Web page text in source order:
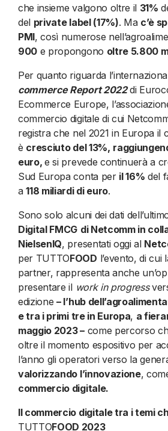
che insieme valgono oltre il 31%
del private label (17%). Ma c’è
PMI, così numerose
900 e propongono oltre 5.800
Per quanto riguarda
commerce Report 2022di
Ecommerce Europe,
commercio digitale di cui
registra che nel 2021 in Europa il
è cresciuto del 13%,
euro,e si prevede continuerà a
Sud Europa conta per il 16% del
a118 miliardi di euro.
Sono solo alcuni dei dati
Digital FMCG di Netcomm in
NielsenIQ, presentati oggi al
per TUTTOFOOD l’evento, di cui
partner, rappresenta anche
presentare il work in progress
edizione– l’hub
e tra i primi tre in Europa, a
maggio 2023 –come percorso
oltre il momento espositivo per
l’anno gli operatori verso la
valorizzando l’innovazione,
commercio digitale.
Il commercio digitale tra i temi
TUTTOFOOD 2023